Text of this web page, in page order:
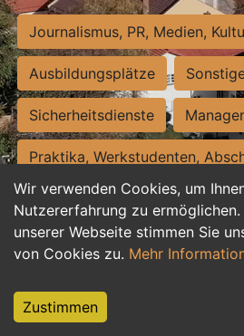
Wir verwenden Cookies, um
Nutzererfahrung zu
unserer Webseite stimmen Sie
von Cookies zu. Mehr
Zustimmen
Journalismus, PR, Medien,
Ausbildungsplätze
Sicherheitsdienste
Praktika, Werkstudenten,
Personalwesen Assistenz,
Hilfskräfte, Aushilfs- und
Weiterbildung, Studium, duale